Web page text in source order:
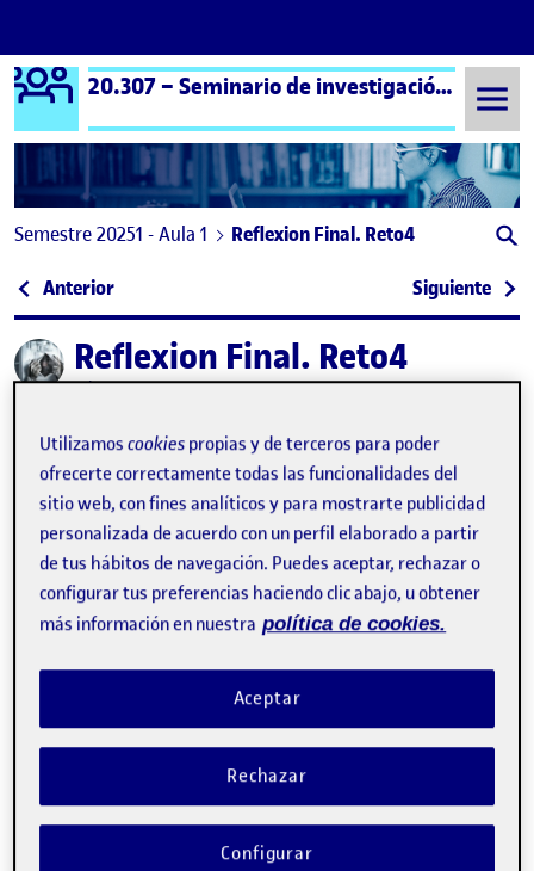
Saltar al contenido
Logo Ágora 20.307 – Seminario de investigación artística – Aula 1
Semestre 20251 - Aula 1 Reflexion Final. Reto4
Navegación de entradas
Anterior: Píxeles arrancados, los pastiches del presente
Siguiente:
Publicado porReflexion Final. Reto4
Publicado por
Miguel Angel Ramos Oya
Utilizamoscookies propias y de terceros para poder
ofrecerte correctamente todas las funcionalidades del
sitio web, con fines analíticos y para mostrarte publicidad
personalizada de acuerdo con un perfil elaborado a partir
de tus hábitos de navegación. Puedes aceptar, rechazar o
configurar tus preferencias haciendo clic abajo, u obtener
más información en nuestra política de cookies.
Rechazar
Aceptar
Configurar